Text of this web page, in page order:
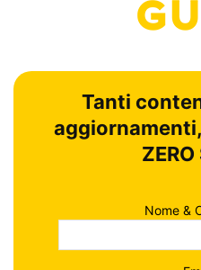
Tanti
ZERO
Nome &